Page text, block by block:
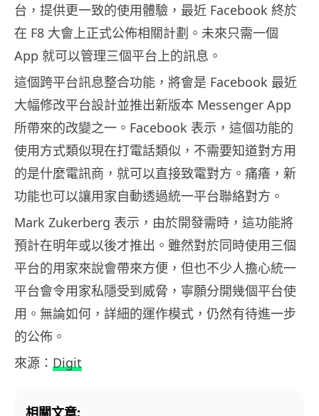
台，提供更一致的使用體驗，最近 Facebook 終於
在 F8 大會上正式公佈相關計劃。未來只需一個
App 就可以管理三個平台上的訊息。
這個跨平台訊息整合功能，將會是 Facebook 最近
大幅修改平台設計並推出新版本 Messenger App
所帶來的改變之一。Facebook 表示，這個功能的
使用方式類似現在打電話類似，不需要知道對方用
的是什麼電訊商，就可以直接致電對方。痛癢，新
功能也可以讓用家自動透過統一平台聯絡對方。
Mark Zukerberg 表示，由於開發需時，這功能將
預計在明年或以後才推出。雖然對於同時使用三個
平台的用家來說會帶來方便，但也不少人擔心統一
平台會令用家私隱受到威脅，寧願分開幾個平台使
用。無論如何，詳細的運作模式，仍然有待進一步
的公佈。
來源： Digit
相關文章: